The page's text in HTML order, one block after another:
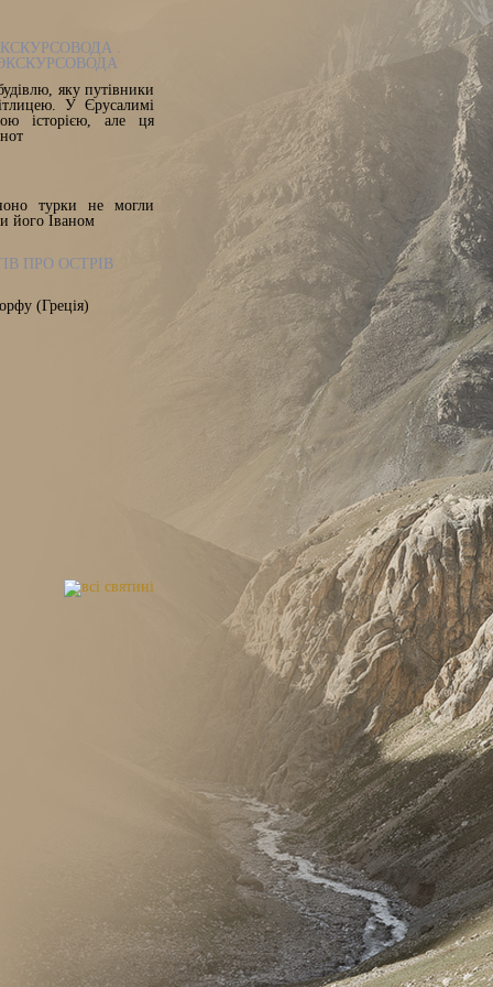
.
яку путівники
У Єрусалимі
історією, але ця
турки не могли
його Іваном
ПРО ОСТРІВ
(Греція)